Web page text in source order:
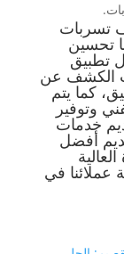
تسربات
تحسين
تطبيق
الكشف عن
كما يتم
وتوفير
خدمات
أفضل
عملائنا في